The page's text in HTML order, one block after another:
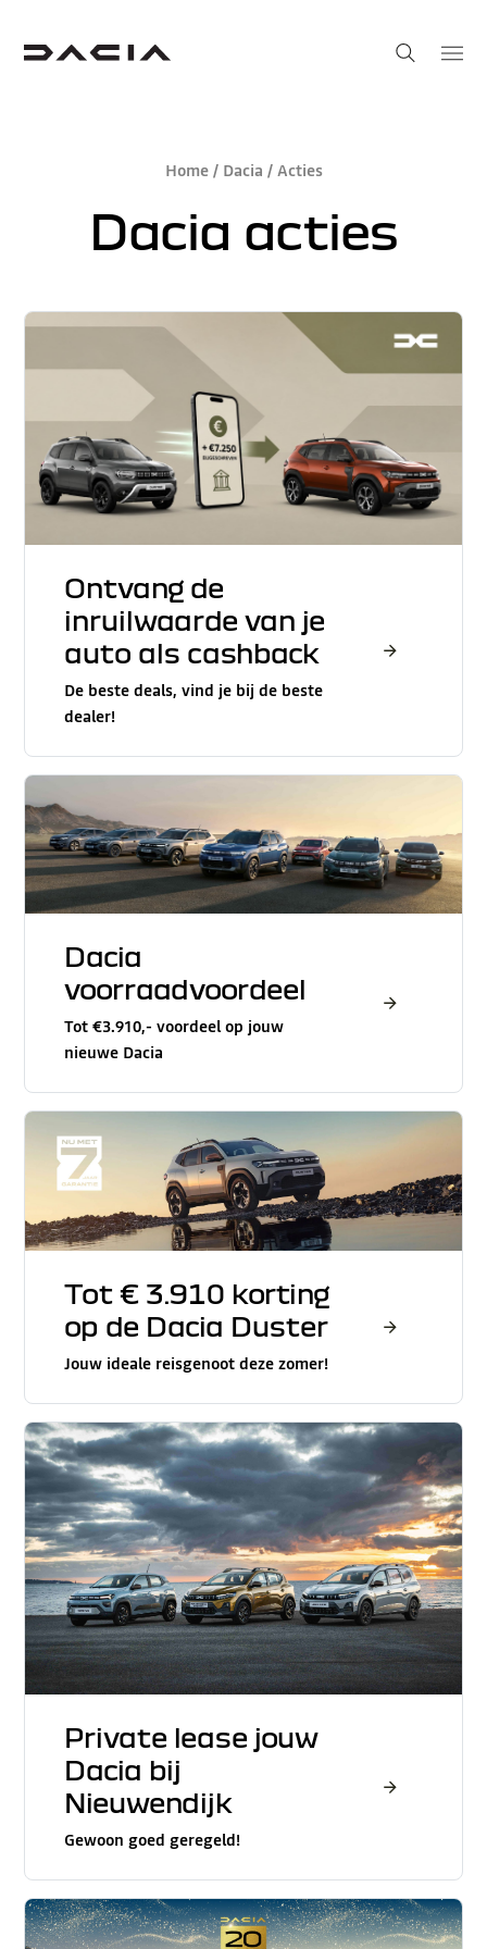
Home/ Dacia / Acties
Dacia acties
Ontvang de
inruilwaarde van je
auto als cashback
De beste deals, vind je bij de beste
dealer!
Dacia
voorraadvoordeel
Tot €3.910,- voordeel op jouw
nieuwe Dacia
Tot € 3.910 korting
op de Dacia Duster
Jouw ideale reisgenoot deze zomer!
Private lease jouw
Dacia bij
Nieuwendijk
Gewoon goed geregeld!